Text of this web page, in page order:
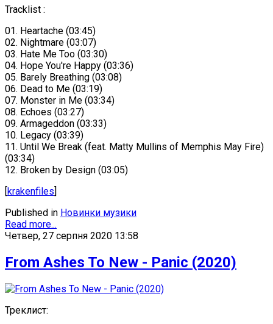
Tracklist :
01. Heartache (03:45)
02. Nightmare (03:07)
03. Hate Me Too (03:30)
04. Hope You're Happy (03:36)
05. Barely Breathing (03:08)
06. Dead to Me (03:19)
07. Monster in Me (03:34)
08. Echoes (03:27)
09. Armageddon (03:33)
10. Legacy (03:39)
11. Until We Break (feat. Matty Mullins of Memphis May Fire)
(03:34)
12. Broken by Design (03:05)
krakenfiles
Published in Новинки музики
Read more...
Четвер, 27 серпня 2020 13:58
From Ashes To New - Panic (2020)
Треклист: